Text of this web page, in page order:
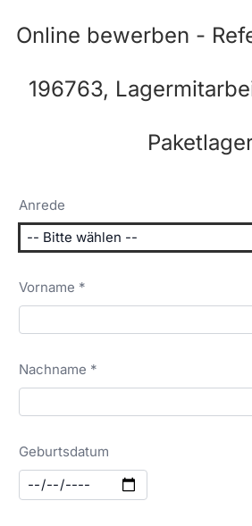
Online bewerben -
196763,
Anrede
Vorname *
Nachname *
Geburtsdatum